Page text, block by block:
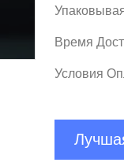
Время
Условия